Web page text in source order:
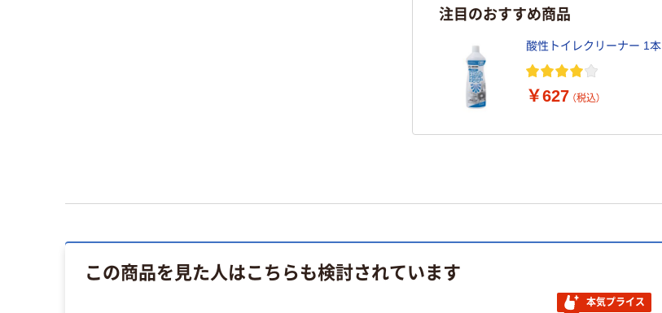
注目のおすすめ商品
酸性トイレクリーナー 1本
￥627 （税込）
この商品を見た人はこちらも検討されています
本気プライス